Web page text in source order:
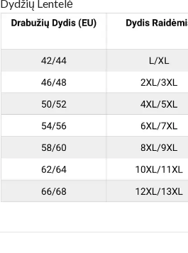
Dydžių Lentelė